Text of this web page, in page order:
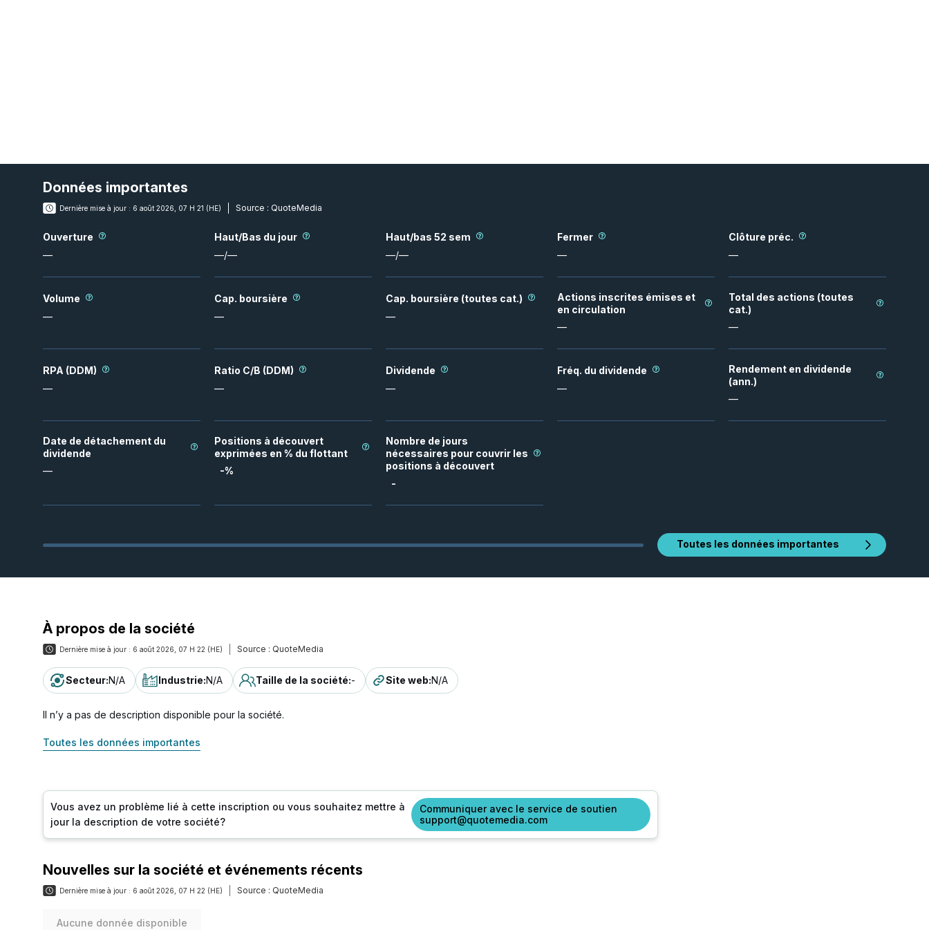
Données importantes
Dernière mise à jour : 6 août 2026, 07 H 21 (HE) Source : QuoteMedia
Ouverture
—
Haut/Bas du jour
—/—
Haut/bas 52 sem
—/—
Fermer
—
Clôture préc.
—
Volume
—
Cap. boursière
—
Cap. boursière (toutes cat.)
—
Actions inscrites émises et
en circulation
—
Total des actions (toutes
cat.)
—
RPA (DDM)
—
Ratio C/B (DDM)
—
Dividende
—
Fréq. du dividende
—
Rendement en dividende
(ann.)
—
Date de détachement du
dividende
—
Positions à découvert
exprimées en % du flottant
-%
Nombre de jours
nécessaires pour couvrir les
positions à découvert
-
Toutes les données importantes
À propos de la société
Dernière mise à jour : 6 août 2026, 07 H 22 (HE) Source : QuoteMedia
Secteur:N/A Industrie:N/A Taille de la société:- Site web:N/A
Il n’y a pas de description disponible pour la société.
Toutes les données importantes
Vous avez un problème lié à cette inscription ou vous souhaitez mettre à
jour la description de votre société?
Communiquer avec le service de soutien
support@quotemedia.com
Nouvelles sur la société et événements récents
Dernière mise à jour : 6 août 2026, 07 H 22 (HE) Source : QuoteMedia
Aucune donnée disponible